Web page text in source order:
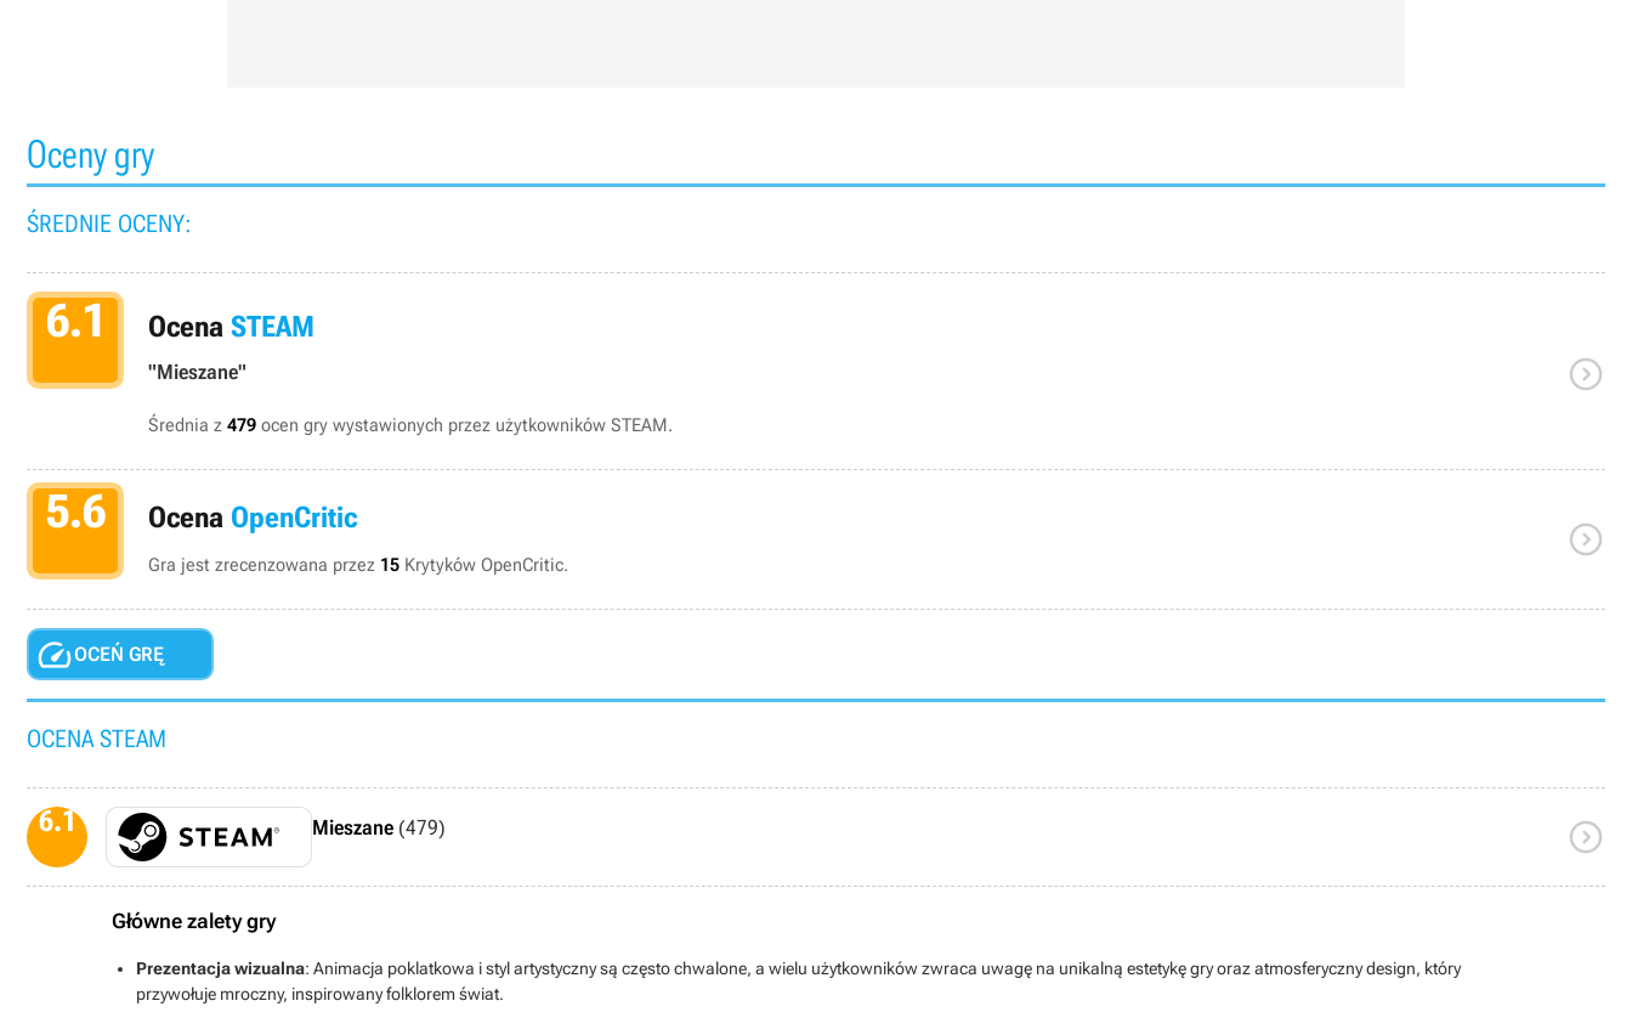
Oceny gry
ŚREDNIE OCENY:
6.1 Ocena STEAM
"Mieszane"
Średnia z 479 ocen gry wystawionych przez użytkowników STEAM.

5.6 Ocena OpenCritic
Gra jest zrecenzowana przez 15 Krytyków OpenCritic.

OCEŃ GRĘ
OCENA STEAM
6.1 Mieszane (479) 
Główne zalety gry
Prezentacja wizualna: Animacja poklatkowa i styl artystyczny są często chwalone, a wielu użytkowników zwraca uwagę na unikalną estetykę gry oraz atmosferyczny design, który
przywołuje mroczny, inspirowany folklorem świat.